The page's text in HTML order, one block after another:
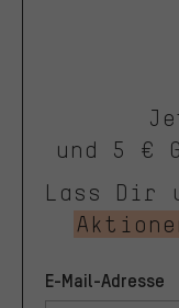
und 5 €
Lass Dir
E-Mail-Adresse